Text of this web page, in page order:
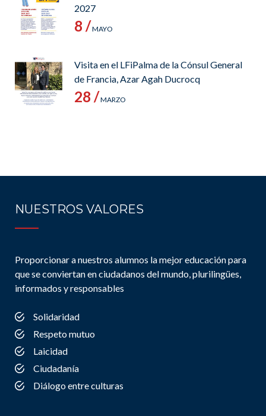
2027
8 /MAYO
Visita en el LFiPalma de la Cónsul General
de Francia, Azar Agah Ducrocq
28 /MARZO
NUESTROS VALORES
Proporcionar a nuestros alumnos la mejor educación para
que se conviertan en ciudadanos del mundo, plurilingües,
informados y responsables
Solidaridad
Respeto mutuo
Laicidad
Ciudadanía
Diálogo entre culturas